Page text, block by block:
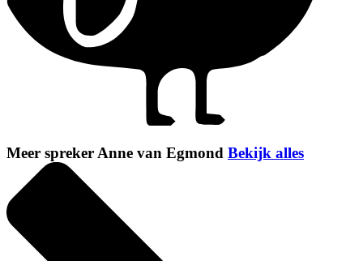
Meer spreker Anne van Egmond Bekijk alles